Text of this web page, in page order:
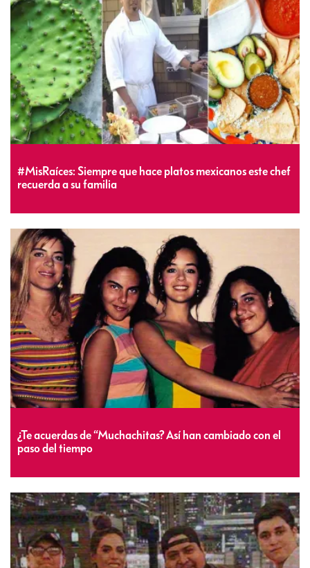
#MisRaíces: Siempre que hace platos mexicanos este chef
recuerda a su familia
¿Te acuerdas de “Muchachitas? Así han cambiado con el
paso del tiempo